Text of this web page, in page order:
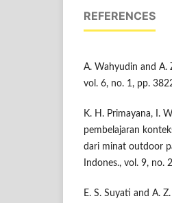
REFERENCES
A. Wahyudin and A.
vol. 6, no. 1, pp.
K. H. Primayana, I.
pembelajaran
dari minat outdoor
Indones., vol. 9, no.
E. S. Suyati and A.